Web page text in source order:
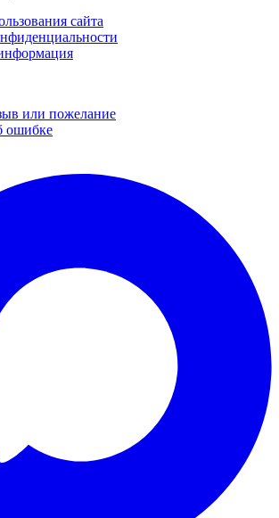
сайта
или пожелание
ошибке